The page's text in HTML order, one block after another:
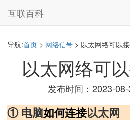
互联百科
导航:首页 > 网络信号 > 以太网络可以
以太网络可
发布时间：2023-
① 电脑如何连接以太网